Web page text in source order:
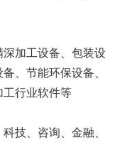
加工设备、包装设
、节能环保设备、
工行业软件等
技、咨询、金融、